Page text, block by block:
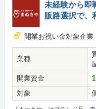
未経験から即
販路選択で、
開業お祝い金対象企業
業種
開業資金
対象